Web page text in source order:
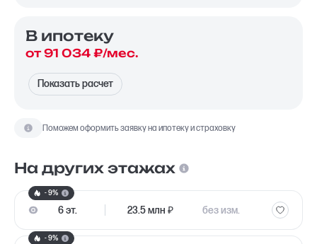
В ипотекy
от 91 034 ₽/мес.
Показать расчет
Поможем оформить заявку на ипотеку и страховку
На других этажах
- 9%
6 эт. 23.5 млн ₽ без изм.
- 9%